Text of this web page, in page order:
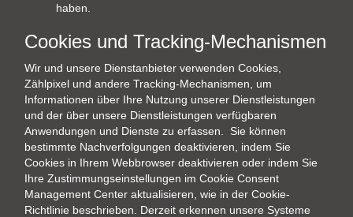
haben.
Cookies und Tracking-Mechanismen
Wir und unsere Dienstanbieter verwenden Cookies,
Zählpixel und andere Tracking-Mechanismen, um
Informationen über Ihre Nutzung unserer Dienstleistungen
und der über unsere Dienstleistungen verfügbaren
Anwendungen und Dienste zu erfassen. Sie können
bestimmte Nachverfolgungen deaktivieren, indem Sie
Cookies in Ihrem Webbrowser deaktivieren oder indem Sie
Ihre Zustimmungseinstellungen im Cookie Consent
Management Center aktualisieren, wie in der Cookie-
Richtlinie beschrieben. Derzeit erkennen unsere Systeme